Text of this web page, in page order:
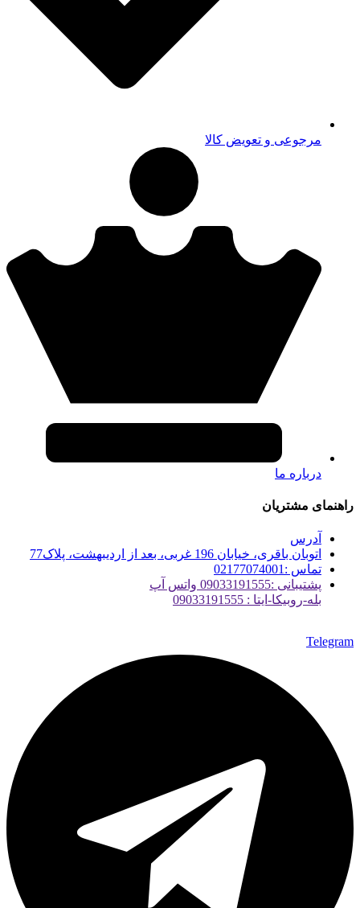
مرجوعی و تعویض کالا
درباره ما
راهنمای مشتریان
آدرس
اتوبان باقری، خیابان 196 غربی، بعد از اردیبهشت، پلاک77
تماس :02177074001
پشتیبانی :09033191555 واتس آپ
بله-روبیکا-ایتا : 09033191555
Telegram